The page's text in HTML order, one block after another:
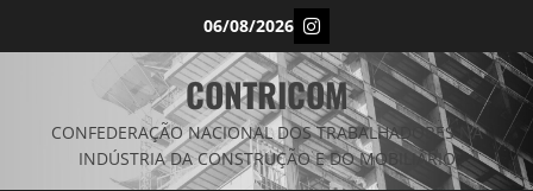
06/08/2026 Instagram
CONTRICOM
CONFEDERAÇÃO NACIONAL DOS TRABALHADORES NA
INDÚSTRIA DA CONSTRUÇÃO E DO MOBILIÁRIO